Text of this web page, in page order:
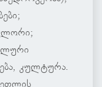
კულტურა.